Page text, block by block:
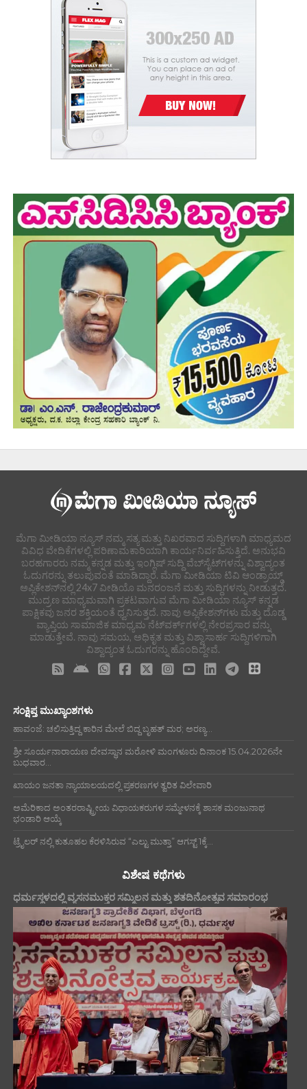
ಮೆಗಾ ಮೀಡಿಯಾ ನ್ಯೂಸ್ ನಮ್ಮ ಸತ್ಯ ಮತ್ತು ನಿಖರವಾದ ಸುದ್ದಿಗಳಾಗಿ ಮಾಧ್ಯಮದ
ವಿವಿಧ ವೇದಿಕೆಗಳಲ್ಲಿ ಪರಿಣಾಮಕಾರಿಯಾಗಿ ಕಾರ್ಯನಿರ್ವಹಿಸುತ್ತಿದೆ. ಅನುಭವಿ
ಬರಹಗಾರರು ನಮ್ಮ ಕನ್ನಡ ಮತ್ತು ಇಂಗ್ಲಿಷ್ ಸುದ್ದಿ ವೆಬ್‌ಸೈಟ್‌ಗಳನ್ನು ವಿಶ್ವಾದ್ಯಂತ
ಓದುಗರನ್ನು ತಲುಪುವಂತೆ ಮಾಡಿದ್ದಾರೆ. ಮೆಗಾ ಮೀಡಿಯಾ ಟಿವಿ ಆಂಡ್ರಾಯ್ಡ್
ಅಪ್ಲಿಕೇಶನ್‌ನಲ್ಲಿ 24x7 ವೀಡಿಯೊ ಮನರಂಜನೆ ಮತ್ತು ಸುದ್ದಿಗಳನ್ನು ನೀಡುತ್ತದೆ.
ಮುದ್ರಣ ಮಾಧ್ಯಮವಾಗಿ ಪ್ರಕಟವಾಗುವ ಮೆಗಾ ಮೀಡಿಯಾ ನ್ಯೂಸ್ ಕನ್ನಡ
ಪಾಕ್ಷಿಕವು ಜನರ ಶಕ್ತಿಯಂತೆ ಧ್ವನಿಸುತ್ತದೆ. ನಾವು ಅಪ್ಲಿಕೇಶನ್‌ಗಳು ಮತ್ತು ದೊಡ್ಡ
ವ್ಯಾಪ್ತಿಯ ಸಾಮಾಜಿಕ ಮಾಧ್ಯಮ ನೆಟ್‌ವರ್ಕ್‌ಗಳಲ್ಲಿ ನೇರಪ್ರಸಾರ ವನ್ನು
ಮಾಡುತ್ತೇವೆ. ನಾವು ಸಮಯ, ಅಧಿಕೃತ ಮತ್ತು ವಿಶ್ವಾಸಾರ್ಹ ಸುದ್ದಿಗಳಿಗಾಗಿ
ವಿಶ್ವಾದ್ಯಂತ ಓದುಗರನ್ನು ಹೊಂದಿದ್ದೇವೆ.
ಸಂಕ್ಷಿಪ್ತ ಮುಖ್ಯಾಂಶಗಳು
ಹಾವಂಜೆ: ಚಲಿಸುತ್ತಿದ್ದ ಕಾರಿನ ಮೇಲೆ ಬಿದ್ದ ಬೃಹತ್ ಮರ; ಅರಣ್ಯ...
ಶ್ರೀ ಸೂರ್ಯನಾರಾಯಣ ದೇವಸ್ಥಾನ ಮರೋಳಿ ಮಂಗಳೂರು ದಿನಾಂಕ 15.04.2026ನೇ
ಬುಧವಾರ...
ಖಾಯಂ ಜನತಾ ನ್ಯಾಯಾಲಯದಲ್ಲಿ ಪ್ರಕರಣಗಳ ತ್ವರಿತ ವಿಲೇವಾರಿ
ಅಮೆರಿಕಾದ ಅಂತರರಾಷ್ಟ್ರೀಯ ವಿಧಾಯಕರುಗಳ ಸಮ್ಮೇಳನಕ್ಕೆ ಶಾಸಕ ಮಂಜುನಾಥ
ಭಂಡಾರಿ ಆಯ್ಕೆ
ಟ್ರೈಲರ್ ನಲ್ಲಿ ಕುತೂಹಲ ಕೆರಳಿಸಿರುವ “ಎಲ್ಟು ಮುತ್ತಾ” ಆಗಸ್ಟ್ 1ಕ್ಕೆ...
ವಿಶೇಷ ಕಥೆಗಳು
ಧರ್ಮಸ್ಥಳದಲ್ಲಿ ವ್ಯಸನಮುಕ್ತರ ಸಮ್ಮಿಲನ ಮತ್ತು ಶತದಿನೋತ್ಸವ ಸಮಾರಂಭ